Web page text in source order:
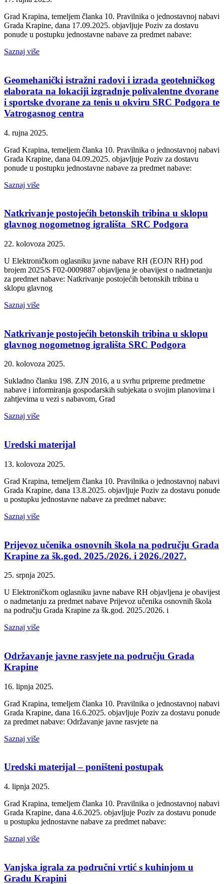
Grad Krapina, temeljem članka 10. Pravilnika o jednostavnoj nabavi
Grada Krapine, dana 17.09.2025. objavljuje Poziv za dostavu
ponude u postupku jednostavne nabave za predmet nabave:
Saznaj više
Geomehanički istražni radovi i izrada geotehničkog
elaborata na lokaciji izgradnje polivalentne dvorane
i sportske dvorane za tenis u okviru SRC Podgora te
Vatrogasnog centra
4. rujna 2025.
Grad Krapina, temeljem članka 10. Pravilnika o jednostavnoj nabavi
Grada Krapine, dana 04.09.2025. objavljuje Poziv za dostavu
ponude u postupku jednostavne nabave za predmet nabave:
Saznaj više
Natkrivanje postojećih betonskih tribina u sklopu
glavnog nogometnog igrališta SRC Podgora
22. kolovoza 2025.
U Elektroničkom oglasniku javne nabave RH (EOJN RH) pod
brojem 2025/S F02-0009887 objavljena je obavijest o nadmetanju
za predmet nabave: Natkrivanje postojećih betonskih tribina u
sklopu glavnog
Saznaj više
Natkrivanje postojećih betonskih tribina u sklopu
glavnog nogometnog igrališta SRC Podgora
20. kolovoza 2025.
Sukladno članku 198. ZJN 2016, a u svrhu pripreme predmetne
nabave i informiranja gospodarskih subjekata o svojim planovima i
zahtjevima u vezi s nabavom, Grad
Saznaj više
Uredski materijal
13. kolovoza 2025.
Grad Krapina, temeljem članka 10. Pravilnika o jednostavnoj nabavi
Grada Krapine, dana 13.8.2025. objavljuje Poziv za dostavu ponude
u postupku jednostavne nabave za predmet nabave:
Saznaj više
Prijevoz učenika osnovnih škola na području Grada
Krapine za šk.god. 2025./2026. i 2026./2027.
25. srpnja 2025.
U Elektroničkom oglasniku javne nabave RH objavljena je obavijest
o nadmetanju za predmet nabave Prijevoz učenika osnovnih škola
na području Grada Krapine za šk.god. 2025./2026. i
Saznaj više
Održavanje javne rasvjete na području Grada
Krapine
16. lipnja 2025.
Grad Krapina, temeljem članka 10. Pravilnika o jednostavnoj nabavi
Grada Krapine, dana 16.6.2025. objavljuje Poziv za dostavu ponude
za predmet nabave: Održavanje javne rasvjete na
Saznaj više
Uredski materijal – poništeni postupak
4. lipnja 2025.
Grad Krapina, temeljem članka 10. Pravilnika o jednostavnoj nabavi
Grada Krapine, dana 4.6.2025. objavljuje Poziv za dostavu ponude
u postupku jednostavne nabave za predmet nabave:
Saznaj više
Vanjska igrala za područni vrtić s kuhinjom u
Gradu Krapini